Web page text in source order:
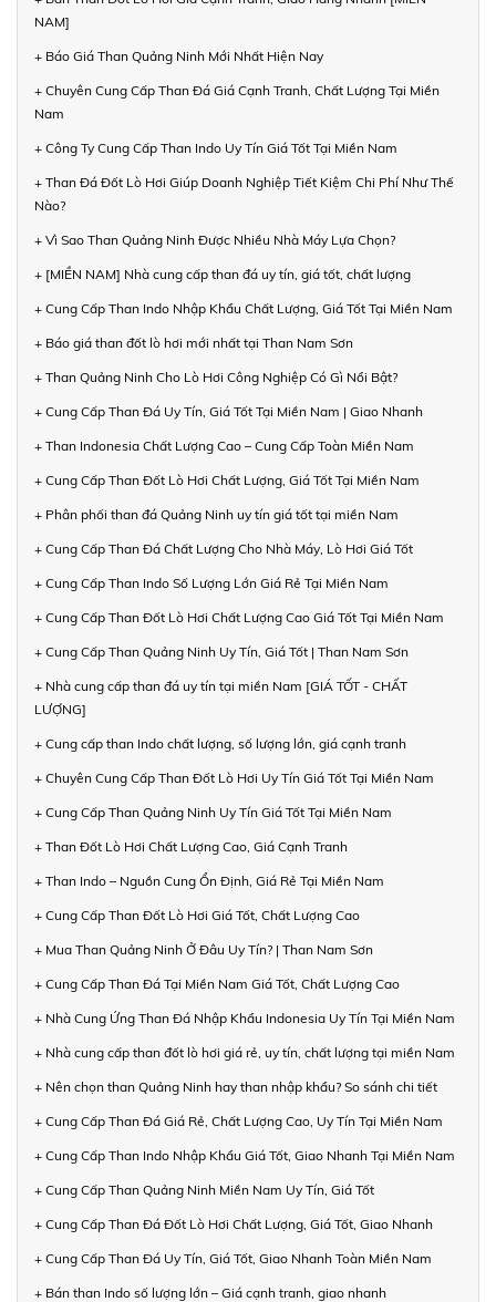
NAM]
+ Báo Giá Than Quảng Ninh Mới Nhất Hiện Nay
+ Chuyên Cung Cấp Than Đá Giá Cạnh Tranh, Chất Lượng Tại Miền
Nam
+ Công Ty Cung Cấp Than Indo Uy Tín Giá Tốt Tại Miền Nam
+ Than Đá Đốt Lò Hơi Giúp Doanh Nghiệp Tiết Kiệm Chi Phí Như Thế
Nào?
+ Vì Sao Than Quảng Ninh Được Nhiều Nhà Máy Lựa Chọn?
+ [MIỀN NAM] Nhà cung cấp than đá uy tín, giá tốt, chất lượng
+ Cung Cấp Than Indo Nhập Khẩu Chất Lượng, Giá Tốt Tại Miền Nam
+ Báo giá than đốt lò hơi mới nhất tại Than Nam Sơn
+ Than Quảng Ninh Cho Lò Hơi Công Nghiệp Có Gì Nổi Bật?
+ Cung Cấp Than Đá Uy Tín, Giá Tốt Tại Miền Nam | Giao Nhanh
+ Than Indonesia Chất Lượng Cao – Cung Cấp Toàn Miền Nam
+ Cung Cấp Than Đốt Lò Hơi Chất Lượng, Giá Tốt Tại Miền Nam
+ Phân phối than đá Quảng Ninh uy tín giá tốt tại miền Nam
+ Cung Cấp Than Đá Chất Lượng Cho Nhà Máy, Lò Hơi Giá Tốt
+ Cung Cấp Than Indo Số Lượng Lớn Giá Rẻ Tại Miền Nam
+ Cung Cấp Than Đốt Lò Hơi Chất Lượng Cao Giá Tốt Tại Miền Nam
+ Cung Cấp Than Quảng Ninh Uy Tín, Giá Tốt | Than Nam Sơn
+ Nhà cung cấp than đá uy tín tại miền Nam [GIÁ TỐT - CHẤT
LƯỢNG]
+ Cung cấp than Indo chất lượng, số lượng lớn, giá cạnh tranh
+ Chuyên Cung Cấp Than Đốt Lò Hơi Uy Tín Giá Tốt Tại Miền Nam
+ Cung Cấp Than Quảng Ninh Uy Tín Giá Tốt Tại Miền Nam
+ Than Đốt Lò Hơi Chất Lượng Cao, Giá Cạnh Tranh
+ Than Indo – Nguồn Cung Ổn Định, Giá Rẻ Tại Miền Nam
+ Cung Cấp Than Đốt Lò Hơi Giá Tốt, Chất Lượng Cao
+ Mua Than Quảng Ninh Ở Đâu Uy Tín? | Than Nam Sơn
+ Cung Cấp Than Đá Tại Miền Nam Giá Tốt, Chất Lượng Cao
+ Nhà Cung Ứng Than Đá Nhập Khẩu Indonesia Uy Tín Tại Miền Nam
+ Nhà cung cấp than đốt lò hơi giá rẻ, uy tín, chất lượng tại miền Nam
+ Nên chọn than Quảng Ninh hay than nhập khẩu? So sánh chi tiết
+ Cung Cấp Than Đá Giá Rẻ, Chất Lượng Cao, Uy Tín Tại Miền Nam
+ Cung Cấp Than Indo Nhập Khẩu Giá Tốt, Giao Nhanh Tại Miền Nam
+ Cung Cấp Than Quảng Ninh Miền Nam Uy Tín, Giá Tốt
+ Cung Cấp Than Đá Đốt Lò Hơi Chất Lượng, Giá Tốt, Giao Nhanh
+ Cung Cấp Than Đá Uy Tín, Giá Tốt, Giao Nhanh Toàn Miền Nam
+ Bán than Indo số lượng lớn – Giá cạnh tranh, giao nhanh